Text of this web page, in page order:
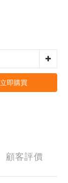
立即購買
顧客評價